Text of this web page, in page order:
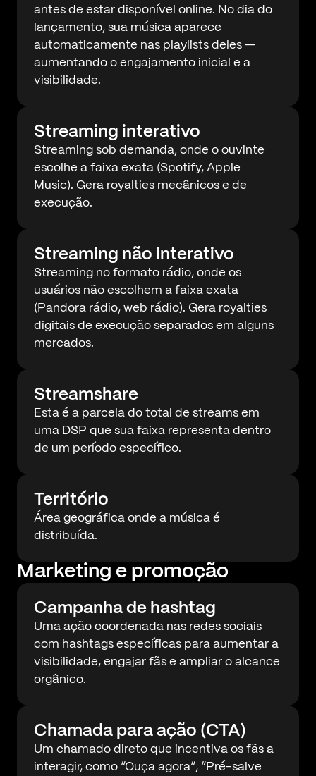
antes de estar disponível online. No dia do
lançamento, sua música aparece
automaticamente nas playlists deles —
aumentando o engajamento inicial e a
visibilidade.
Streaming interativo
Streaming sob demanda, onde o ouvinte
escolhe a faixa exata (Spotify, Apple
Music). Gera royalties mecânicos e de
execução.
Streaming não interativo
Streaming no formato rádio, onde os
usuários não escolhem a faixa exata
(Pandora rádio, web rádio). Gera royalties
digitais de execução separados em alguns
mercados.
Streamshare
Esta é a parcela do total de streams em
uma DSP que sua faixa representa dentro
de um período específico.
Território
Área geográfica onde a música é
distribuída.
Marketing e promoção
Campanha de hashtag
Uma ação coordenada nas redes sociais
com hashtags específicas para aumentar a
visibilidade, engajar fãs e ampliar o alcance
orgânico.
Chamada para ação (CTA)
Um chamado direto que incentiva os fãs a
interagir, como “Ouça agora”, “Pré-salve